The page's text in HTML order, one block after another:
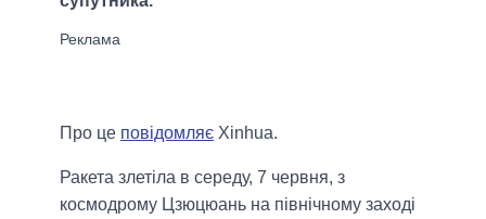
Про це повідомляє Xinhua.
Ракета злетіла в середу, 7 червня, з
космодрому Цзюцюань на північному заході